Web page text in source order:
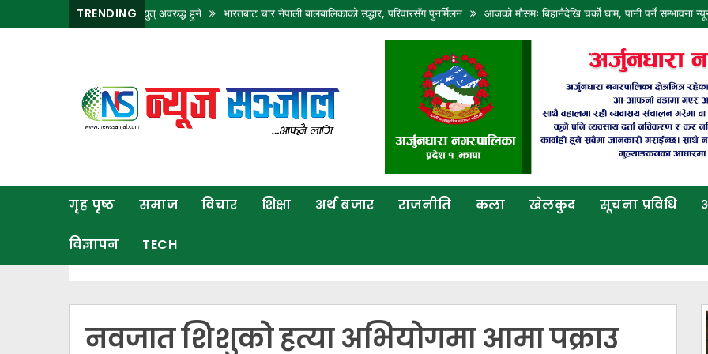
TRENDING
जिल्लामा १२ घण्टा विद्युत् अवरुद्ध हुने भारतबाट चार नेपाली बालबालिकाको उद्धार, परिवारसँग पुनर्मिलन आजको मौसमः बिहानैदेखि चर्को घाम, पानी पर्ने सम्भावना न्यून आज
गृह पृष्ठ समाज विचार शिक्षा अर्थ बजार राजनीति कला खेलकुद सूचना प्रविधि
विज्ञापन TECH
नवजात शिशुको हत्या अभियोगमा आमा पक्राउ
राजनीति